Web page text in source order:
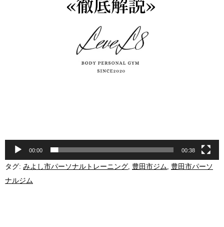
00:00 00:38
タグ: みよし市パーソナルトレーニング 豊田市ジム
豊田市パーソ
ナルジム